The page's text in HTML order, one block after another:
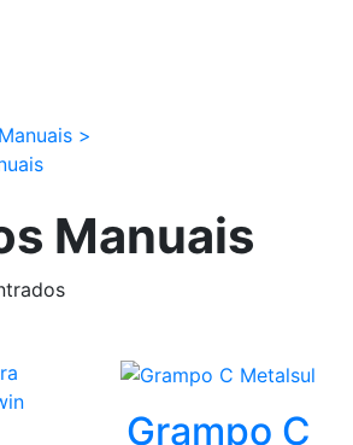
>
Manuais
Grampo C